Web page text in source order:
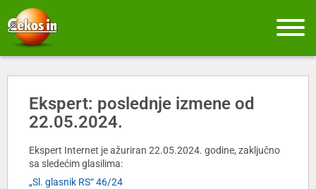
Ekspert: poslednje izmene od
22.05.2024.
Ekspert Internet je ažuriran 22.05.2024. godine, zaključno
sa sledećim glasilima:
„Sl. glasnik RS“ 46/24